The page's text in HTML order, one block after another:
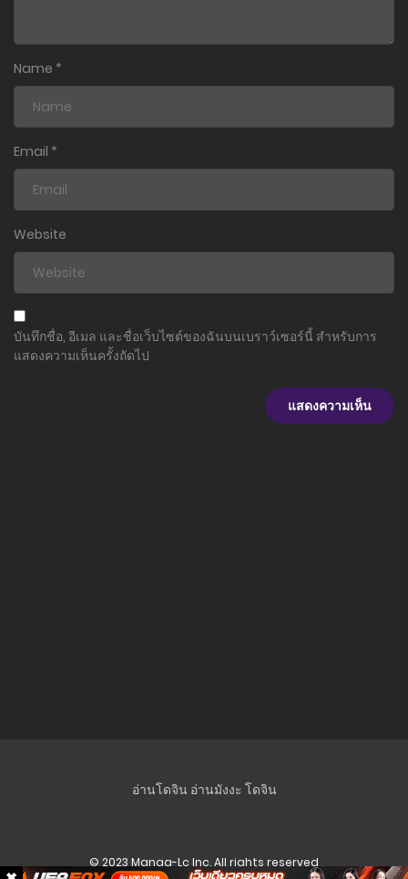
Name *
Email *
Website
บันทึกชื่อ, อีเมล และชื่อเว็บไซต์ของฉันบนเบราว์เซอร์นี้ สำหรับการ
แสดงความเห็นครั้งถัดไป
อ่านโดจิน อ่านมังงะ โดจิน
© 2023 Manga-Lc Inc. All rights reserved